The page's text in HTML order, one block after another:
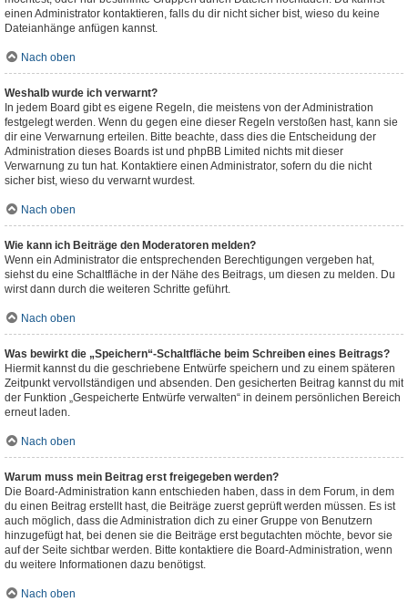
einen Administrator kontaktieren, falls du dir nicht sicher bist, wieso du keine
Dateianhänge anfügen kannst.
Nach oben
Weshalb wurde ich verwarnt?
In jedem Board gibt es eigene Regeln, die meistens von der Administration
festgelegt werden. Wenn du gegen eine dieser Regeln verstoßen hast, kann sie
dir eine Verwarnung erteilen. Bitte beachte, dass dies die Entscheidung der
Administration dieses Boards ist und phpBB Limited nichts mit dieser
Verwarnung zu tun hat. Kontaktiere einen Administrator, sofern du die nicht
sicher bist, wieso du verwarnt wurdest.
Nach oben
Wie kann ich Beiträge den Moderatoren melden?
Wenn ein Administrator die entsprechenden Berechtigungen vergeben hat,
siehst du eine Schaltfläche in der Nähe des Beitrags, um diesen zu melden. Du
wirst dann durch die weiteren Schritte geführt.
Nach oben
Was bewirkt die „Speichern“-Schaltfläche beim Schreiben eines Beitrags?
Hiermit kannst du die geschriebene Entwürfe speichern und zu einem späteren
Zeitpunkt vervollständigen und absenden. Den gesicherten Beitrag kannst du mit
der Funktion „Gespeicherte Entwürfe verwalten“ in deinem persönlichen Bereich
erneut laden.
Nach oben
Warum muss mein Beitrag erst freigegeben werden?
Die Board-Administration kann entschieden haben, dass in dem Forum, in dem
du einen Beitrag erstellt hast, die Beiträge zuerst geprüft werden müssen. Es ist
auch möglich, dass die Administration dich zu einer Gruppe von Benutzern
hinzugefügt hat, bei denen sie die Beiträge erst begutachten möchte, bevor sie
auf der Seite sichtbar werden. Bitte kontaktiere die Board-Administration, wenn
du weitere Informationen dazu benötigst.
Nach oben